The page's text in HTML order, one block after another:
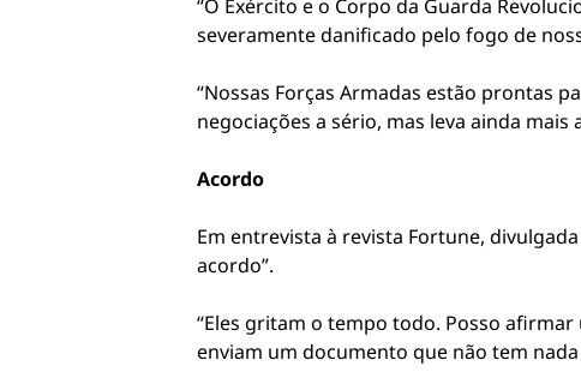
“O Exército e o Corpo da Guarda
severamente danificado pelo fogo de
“Nossas Forças Armadas estão prontas
negociações a sério, mas leva ainda
Acordo
Em entrevista à revista Fortune,
acordo”.
“Eles gritam o tempo todo. Posso
enviam um documento que não tem